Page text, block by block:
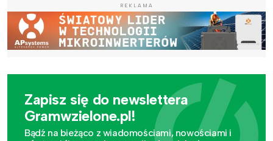
REKLAMA
Zapisz się do newslettera
Gramwzielone.pl!
Bądź na bieżąco z wiadomościami, nowościami i